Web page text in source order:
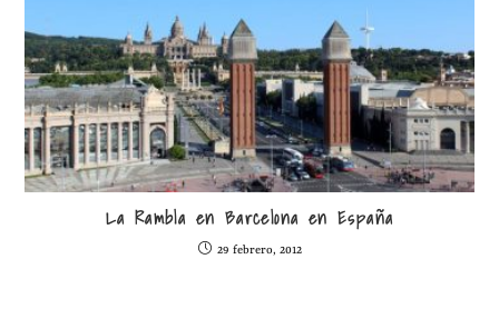
La Rambla en Barcelona en España
29 febrero, 2012